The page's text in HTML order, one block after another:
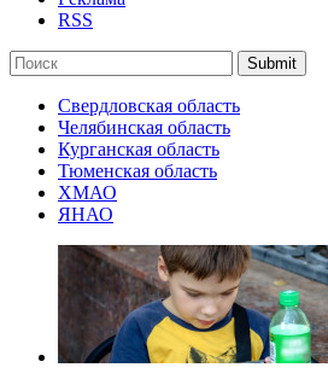
RSS
Submit
Свердловская область
Челябинская область
Курганская область
Тюменская область
ХМАО
ЯНАО